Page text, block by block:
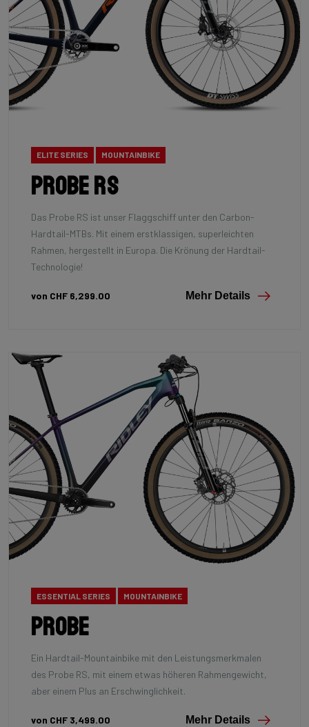
ELITE SERIES MOUNTAINBIKE
Probe RS
Das Probe RS ist unser Flaggschiff unter den Carbon-
Hardtail-MTBs. Mit einem erstklassigen, superleichten
Rahmen, hergestellt in Europa. Die Krönung der Hardtail-
Technologie!
von CHF 6,299.00 Mehr Details
ESSENTIAL SERIES MOUNTAINBIKE
Probe
Ein Hardtail-Mountainbike mit den Leistungsmerkmalen
des Probe RS, mit einem etwas höheren Rahmengewicht,
aber einem Plus an Erschwinglichkeit.
von CHF 3,499.00 Mehr Details